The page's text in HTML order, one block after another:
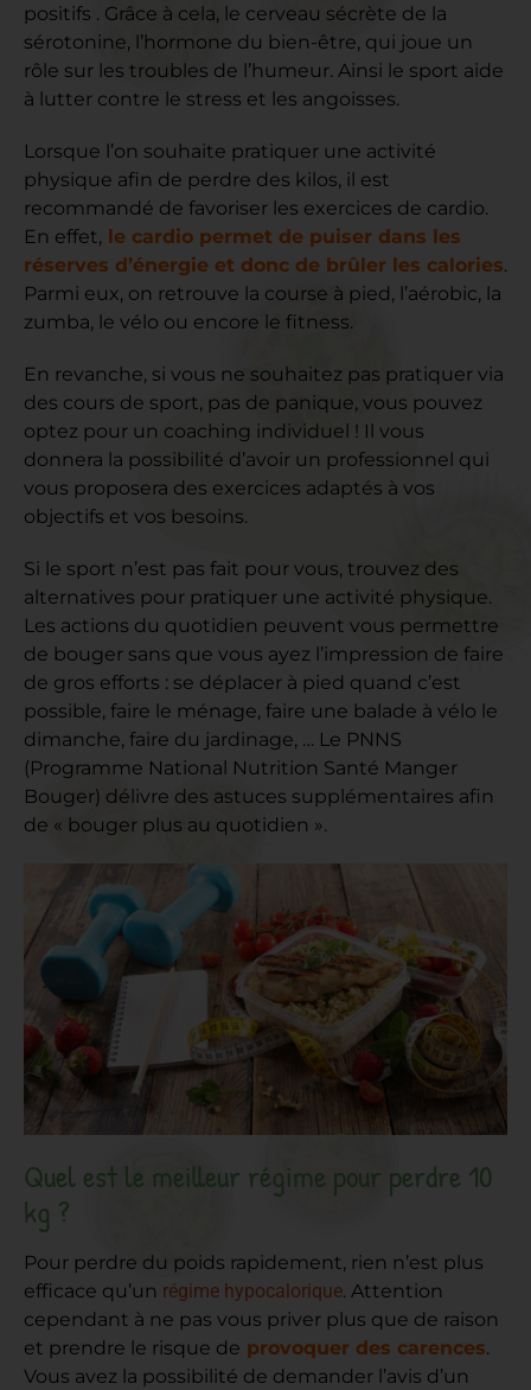
positifs . Grâce à cela, le cerveau sécrète de la
sérotonine, l’hormone du bien-être, qui joue un
rôle sur les troubles de l’humeur. Ainsi le sport aide
à lutter contre le stress et les angoisses.
Lorsque l’on souhaite pratiquer une activité
physique afin de perdre des kilos, il est
recommandé de favoriser les exercices de cardio.
En effet, le cardio permet de puiser dans les
réserves d’énergie et donc de brûler les calories.
Parmi eux, on retrouve la course à pied, l’aérobic, la
zumba, le vélo ou encore le fitness.
En revanche, si vous ne souhaitez pas pratiquer via
des cours de sport, pas de panique, vous pouvez
optez pour un coaching individuel ! Il vous
donnera la possibilité d’avoir un professionnel qui
vous proposera des exercices adaptés à vos
objectifs et vos besoins.
Si le sport n’est pas fait pour vous, trouvez des
alternatives pour pratiquer une activité physique.
Les actions du quotidien peuvent vous permettre
de bouger sans que vous ayez l’impression de faire
de gros efforts : se déplacer à pied quand c’est
possible, faire le ménage, faire une balade à vélo le
dimanche, faire du jardinage, … Le PNNS
(Programme National Nutrition Santé Manger
Bouger) délivre des astuces supplémentaires afin
de « bouger plus au quotidien ».
Quel est le meilleur régime pour perdre 10
kg ?
Pour perdre du poids rapidement, rien n’est plus
efficace qu’un régime hypocalorique. Attention
cependant à ne pas vous priver plus que de raison
et prendre le risque de provoquer des carences.
Vous avez la possibilité de demander l’avis d’un